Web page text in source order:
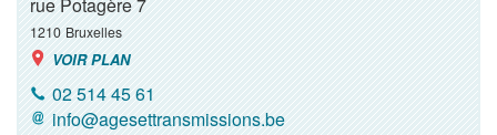
1210 Bruxelles
VOIR PLAN
02 514 45 61
info@agesettransmissions.be